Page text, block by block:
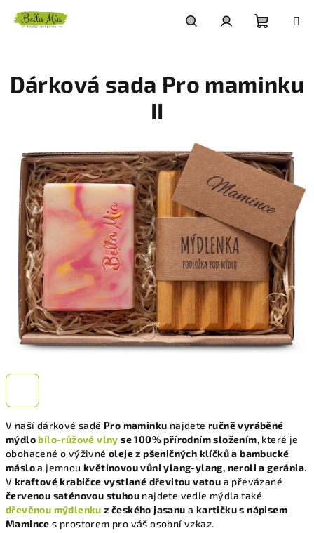
košík
V naší dárkové sadě Pro maminku najdeteručně vyráběné
mýdlobílo-růžové vlny se 100% přírodním složením, které je
obohacené o výživné oleje z pšeničných klíčků a bambucké
másloa jemnou květinovou vůni ylang-ylang, neroli a geránia.
V kraftové krabičce vystlané dřevitou vatou a převázané
červenou saténovou stuhou najdete vedle mýdla také
dřevěnou mýdlenku z českého jasanu a kartičku s nápisem
Mamince s prostorem pro váš osobní vzkaz.
Dárková sada Pro maminku
II